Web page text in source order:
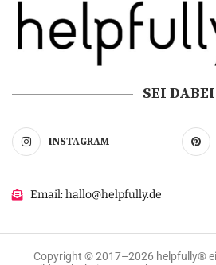
SEI DABEI
INSTAGRAM
Email: hallo@helpfully.de
Copyright © 2017–2026 helpfully®